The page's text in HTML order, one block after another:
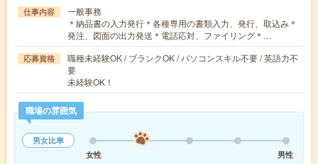
仕事内容
一般事務
＊納品書の入力発行＊各種専用の書類入力、発行、取込み＊
発注、図面の出力発送＊電話応対、ファイリング＊…
応募資格
職種未経験OK / ブランクOK / パソコンスキル不要 / 英語力不
要
未経験OK！
職場の雰囲気
男女比率
女性
男性